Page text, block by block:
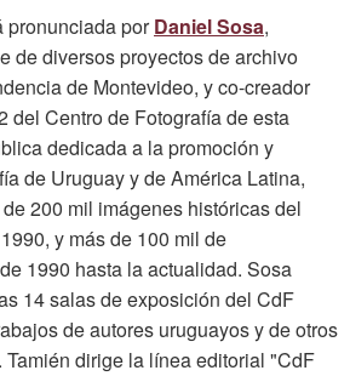
pronunciada por Daniel Sosa,
de diversos proyectos de archivo
de Montevideo, y co-creador
del Centro de Fotografía de esta
dedicada a la promoción y
de Uruguay y de América Latina,
200 mil imágenes históricas del
y más de 100 mil de
1990 hasta la actualidad. Sosa
14 salas de exposición del CdF
de autores uruguayos y de otros
dirige la línea editorial "CdF